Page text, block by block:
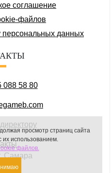
соглашение
файлов
персональных данных
088 58 80
Самара
просмотр страниц сайта
их использованием.
файлов.